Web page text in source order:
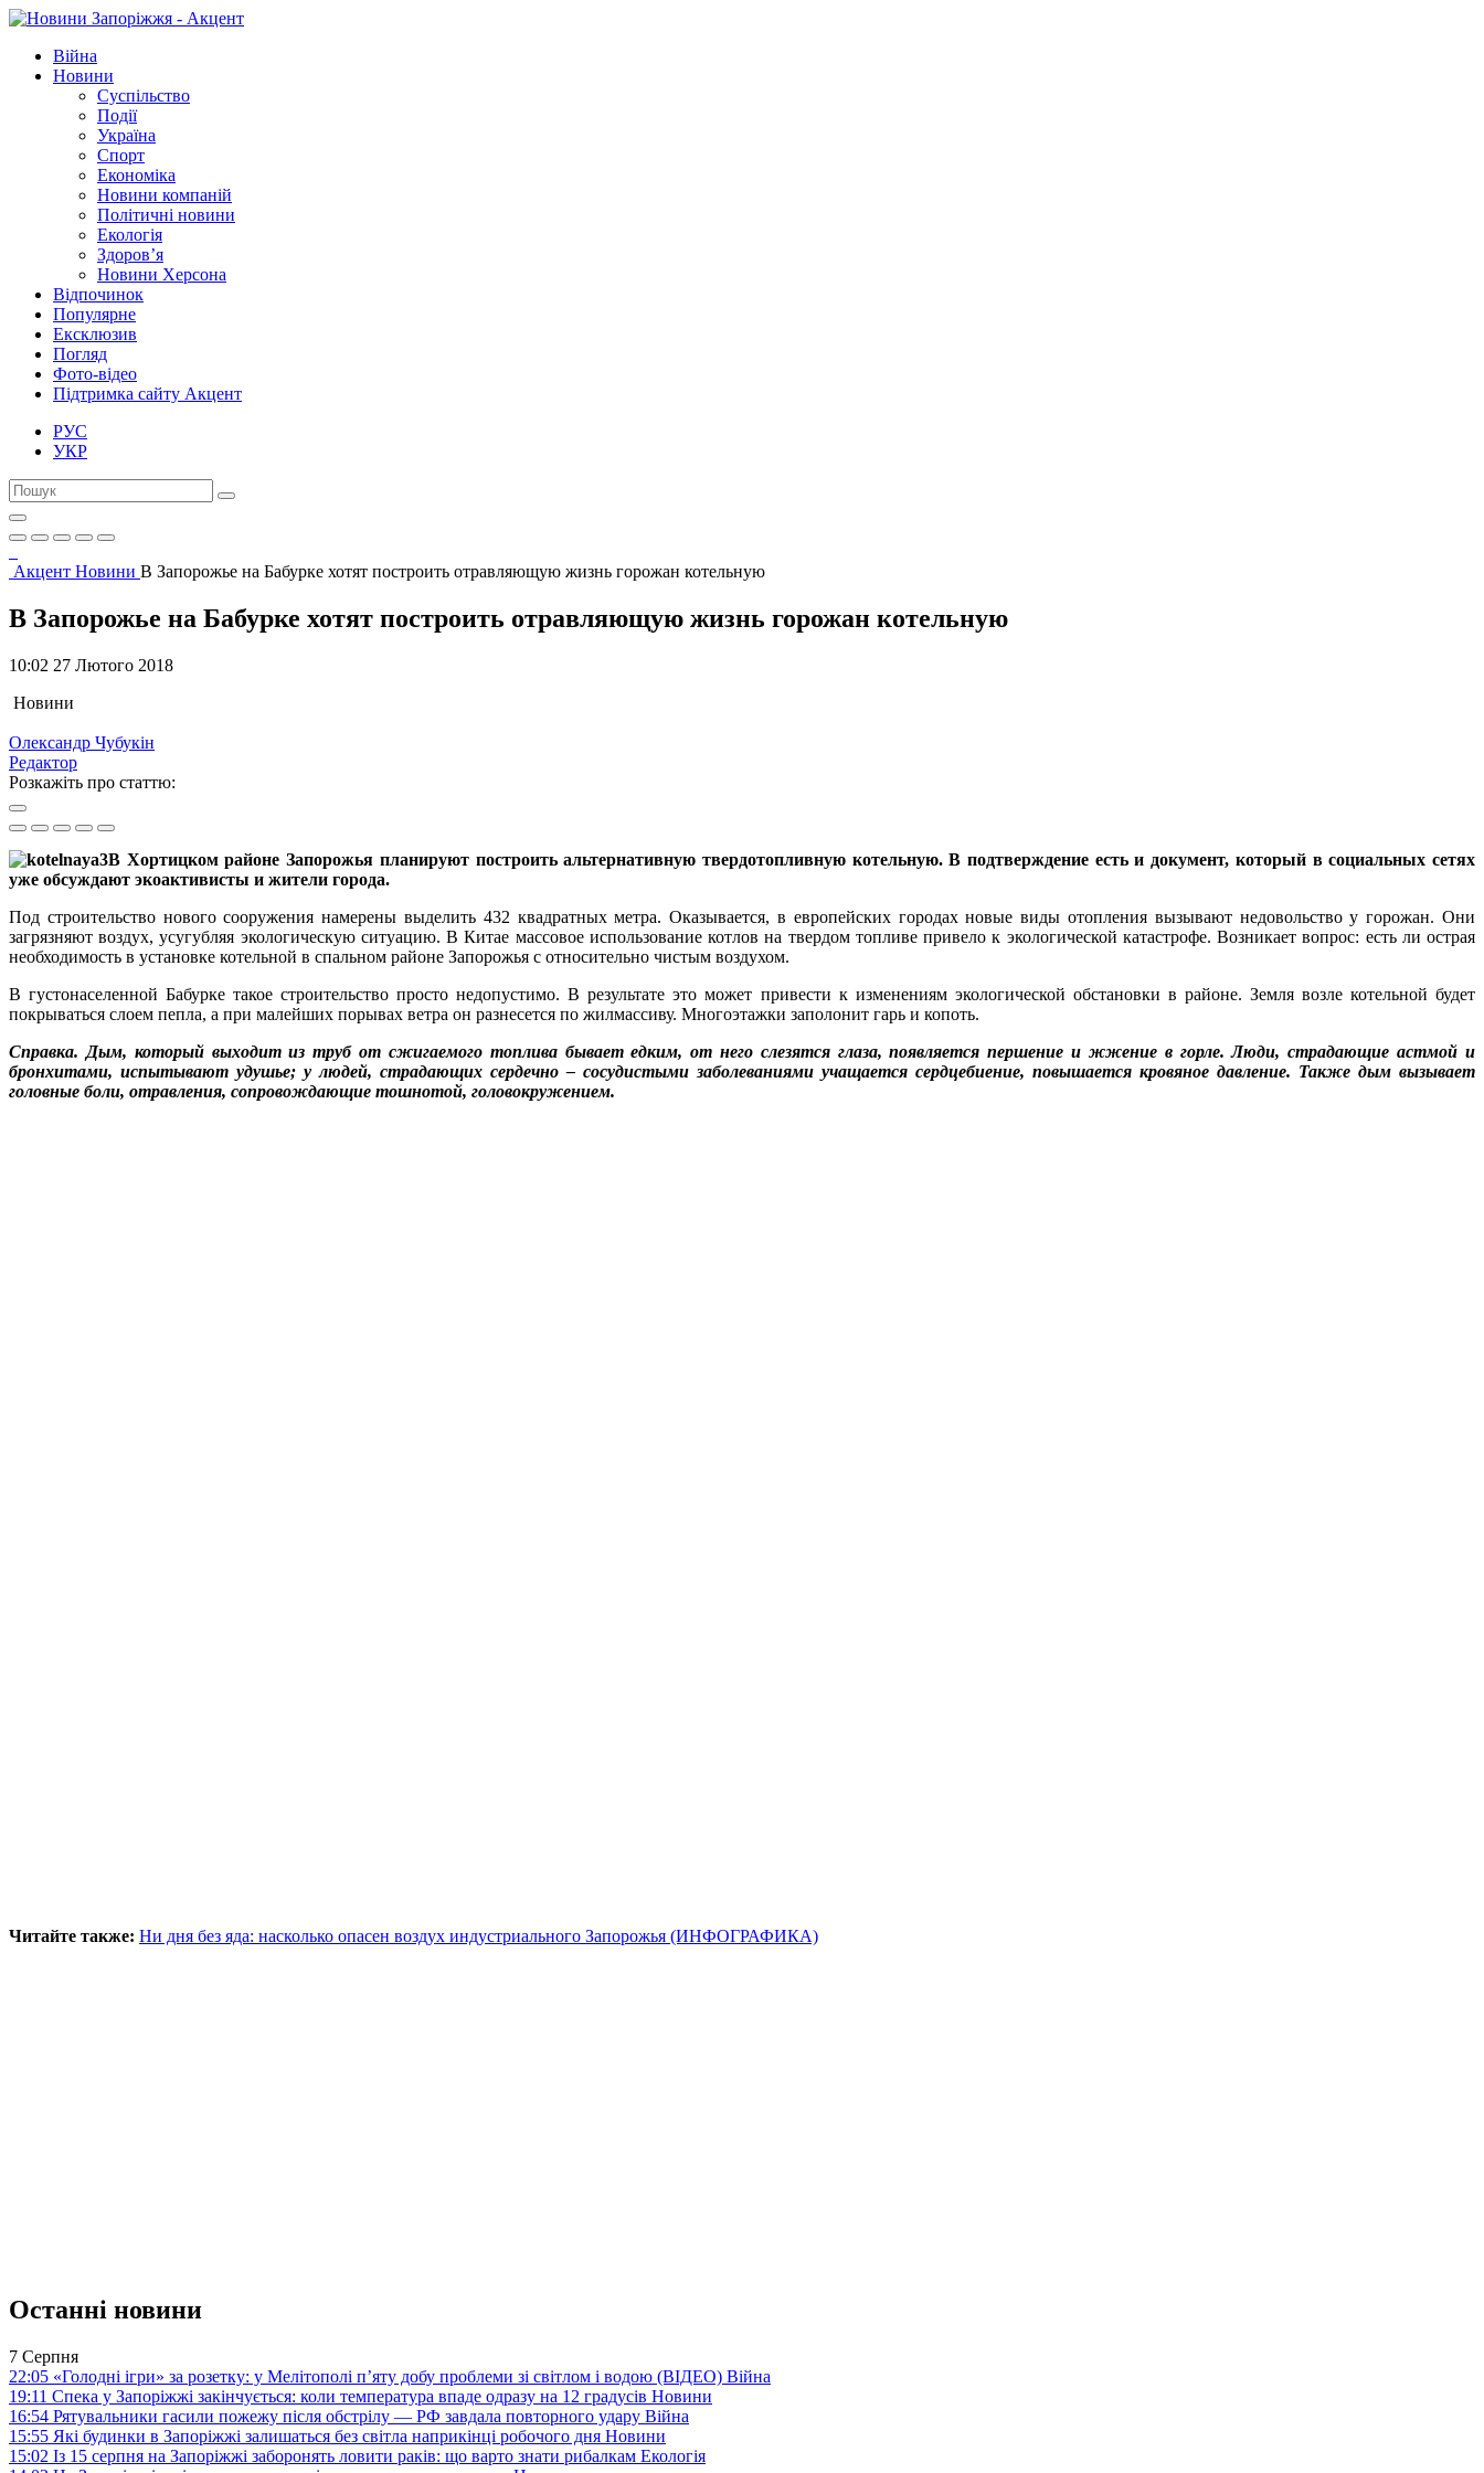
Війна
Новини
Суспільство
Події
Україна
Спорт
Економіка
Новини компаній
Політичні новини
Екологія
Здоров’я
Новини Херсона
Відпочинок
Популярне
Ексклюзив
Погляд
Фото-відео
Підтримка сайту Акцент
РУС
УКР
Акцент Новини В Запорожье на Бабурке хотят построить отравляющую жизнь горожан котельную
В Запорожье на Бабурке хотят построить отравляющую жизнь горожан котельную
10:02 27 Лютого 2018
Новини
Олександр Чубукін
Редактор
Розкажіть про статтю:
В Хортицком районе Запорожья планируют построить альтернативную твердотопливную котельную. В подтверждение есть и документ, который в социальных сетях
уже обсуждают экоактивисты и жители города.
Под строительство нового сооружения намерены выделить 432 квадратных метра. Оказывается, в европейских городах новые виды отопления вызывают недовольство у горожан. Они
загрязняют воздух, усугубляя экологическую ситуацию. В Китае массовое использование котлов на твердом топливе привело к экологической катастрофе. Возникает вопрос: есть ли острая
необходимость в установке котельной в спальном районе Запорожья с относительно чистым воздухом.
В густонаселенной Бабурке такое строительство просто недопустимо. В результате это может привести к изменениям экологической обстановки в районе. Земля возле котельной будет
покрываться слоем пепла, а при малейших порывах ветра он разнесется по жилмассиву. Многоэтажки заполонит гарь и копоть.
Справка. Дым, который выходит из труб от сжигаемого топлива бывает едким, от него слезятся глаза, появляется першение и жжение в горле. Люди, страдающие астмой и
бронхитами, испытывают удушье; у людей, страдающих сердечно – сосудистыми заболеваниями учащается сердцебиение, повышается кровяное давление. Также дым вызывает
головные боли, отравления, сопровождающие тошнотой, головокружением.
Читайте также: Ни дня без яда: насколько опасен воздух индустриального Запорожья (ИНФОГРАФИКА)
Останні новини
7 Серпня
22:05 «Голодні ігри» за розетку: у Мелітополі п’яту добу проблеми зі світлом і водою (ВІДЕО) Війна
19:11 Спека у Запоріжжі закінчується: коли температура впаде одразу на 12 градусів Новини
16:54 Рятувальники гасили пожежу після обстрілу — РФ завдала повторного удару Війна
15:55 Які будинки в Запоріжжі залишаться без світла наприкінці робочого дня Новини
15:02 Із 15 серпня на Запоріжжі заборонять ловити раків: що варто знати рибалкам Екологія